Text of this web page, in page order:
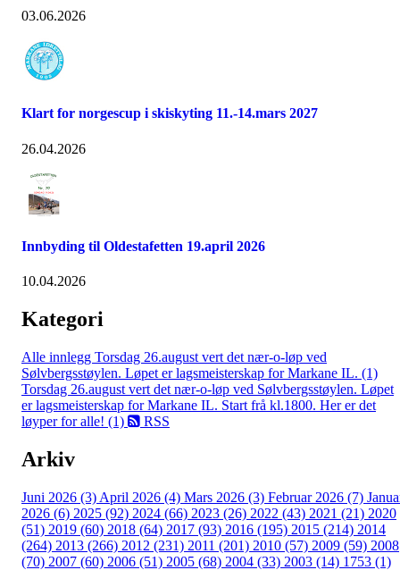
03.06.2026
Klart for norgescup i skiskyting 11.-14.mars 2027
26.04.2026
Innbyding til Oldestafetten 19.april 2026
10.04.2026
Kategori
Alle innlegg Torsdag 26.august vert det nær-o-løp ved
Sølvbergsstøylen. Løpet er lagsmeisterskap for Markane IL. (1)
Torsdag 26.august vert det nær-o-løp ved Sølvbergsstøylen. Løpet
er lagsmeisterskap for Markane IL. Start frå kl.1800. Her er det
løyper for alle! (1)
RSS
Arkiv
Juni 2026 (3) April 2026 (4) Mars 2026 (3) Februar 2026 (7)
2026 (6) 2025 (92) 2024 (66) 2023 (26) 2022 (43) 2021 (21) 2020
(51) 2019 (60) 2018 (64) 2017 (93) 2016 (195) 2015 (214) 2014
(264) 2013 (266) 2012 (231) 2011 (201) 2010 (57) 2009 (59) 2008
(70) 2007 (60) 2006 (51) 2005 (68) 2004 (33) 2003 (14) 1753 (1)